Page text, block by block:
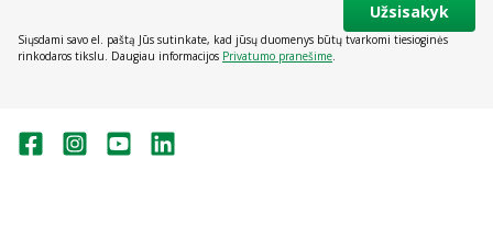
Užsisakyk
Siųsdami savo el. paštą Jūs sutinkate, kad jūsų duomenys būtų tvarkomi tiesioginės
rinkodaros tikslu. Daugiau informacijos Privatumo pranešime.